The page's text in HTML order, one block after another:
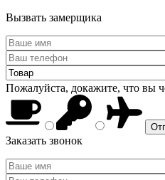
Вызвать замерщика
Пожалуйста, докажите, что вы
Заказать звонок